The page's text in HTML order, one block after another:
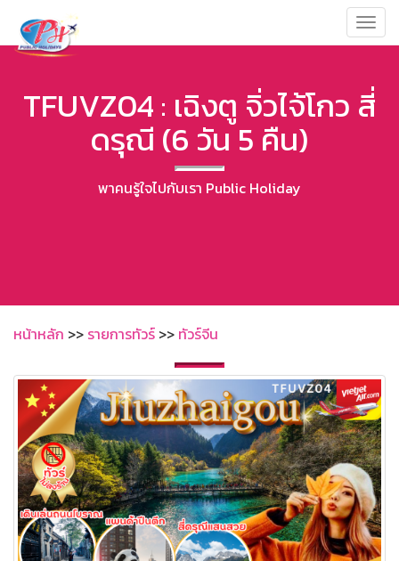
TFUVZ04 : เฉิงตู จิ่วไจ้โกว สี่
ดรุณี (6 วัน 5 คืน)
พาคนรู้ใจไปกับเรา Public Holiday
หน้าหลัก >> รายการทัวร์ >> ทัวร์จีน